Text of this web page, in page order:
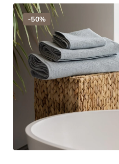
-50%